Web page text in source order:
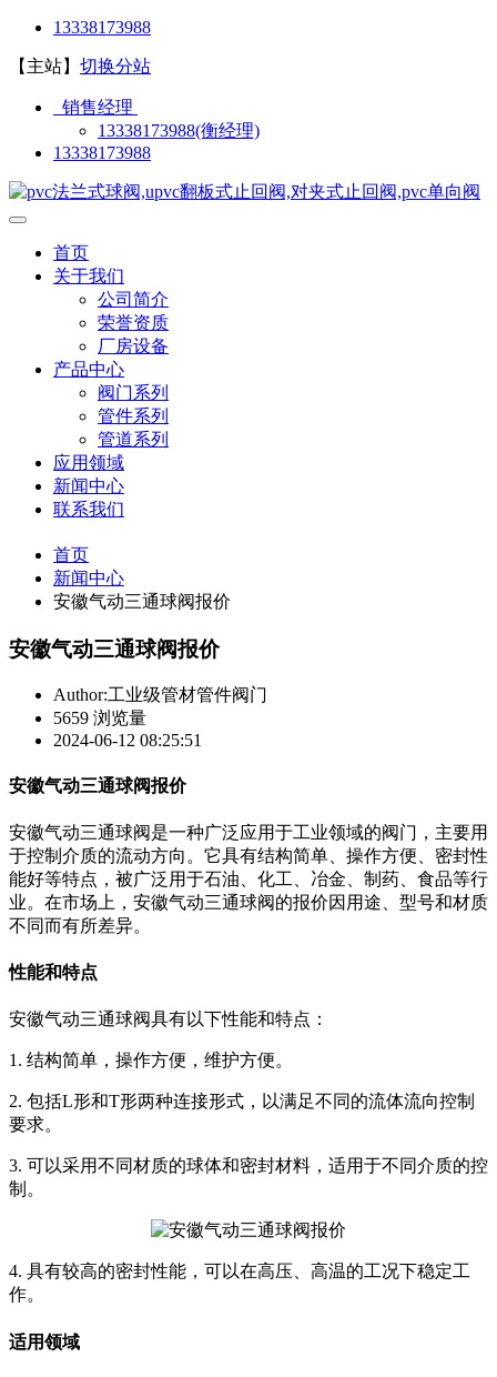
13338173988
【主站】 切换分站
销售经理
13338173988(衡经理)
13338173988
首页
关于我们
公司简介
荣誉资质
厂房设备
产品中心
阀门系列
管件系列
管道系列
应用领域
新闻中心
联系我们
首页
新闻中心
安徽气动三通球阀报价
安徽气动三通球阀报价
Author:工业级管材管件阀门
5659 浏览量
2024-06-12 08:25:51
安徽气动三通球阀报价
安徽气动三通球阀是一种广泛应用于工业领域的阀门，主要用
于控制介质的流动方向。它具有结构简单、操作方便、密封性
能好等特点，被广泛用于石油、化工、冶金、制药、食品等行
业。在市场上，安徽气动三通球阀的报价因用途、型号和材质
不同而有所差异。
性能和特点
安徽气动三通球阀具有以下性能和特点：
1. 结构简单，操作方便，维护方便。
2. 包括L形和T形两种连接形式，以满足不同的流体流向控制
要求。
3. 可以采用不同材质的球体和密封材料，适用于不同介质的控
制。
4. 具有较高的密封性能，可以在高压、高温的工况下稳定工
作。
适用领域